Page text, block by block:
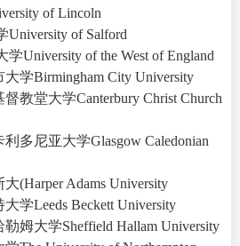
of Lincoln
of Salford
University of the West of England
学Birmingham City University
教堂大学Canterbury Christ Church
多尼亚大学Glasgow Caledonian
(Harper Adams University
学Leeds Beckett University
姆大学Sheffield Hallam University